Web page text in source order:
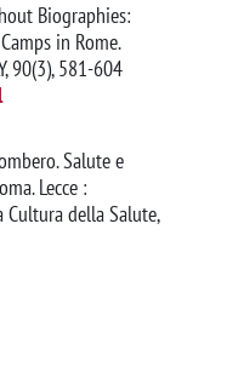
Biographies:
in Rome.
90(3), 581-604
Salute e
Lecce :
Cultura della Salute,